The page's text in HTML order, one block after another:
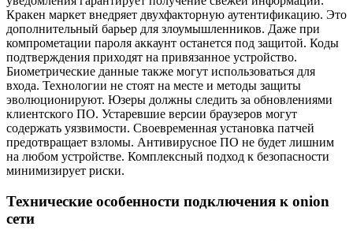
Кракен маркет внедряет двухфакторную аутентификацию. Это
дополнительный барьер для злоумышленников. Даже при
компрометации пароля аккаунт останется под защитой. Коды
подтверждения приходят на привязанное устройство.
Биометрические данные также могут использоваться для
входа. Технологии не стоят на месте и методы защиты
эволюционируют. Юзеры должны следить за обновлениями
клиентского ПО. Устаревшие версии браузеров могут
содержать уязвимости. Своевременная установка патчей
предотвращает взломы. Антивирусное ПО не будет лишним
на любом устройстве. Комплексный подход к безопасности
минимизирует риски.
Технические особенности подключения к onion
сети